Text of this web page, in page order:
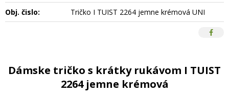
Obj. čislo: Tričko I TUIST 2264 jemne krémová UNI
Dámske tričko s krátky rukávom I TUIST
2264 jemne krémová